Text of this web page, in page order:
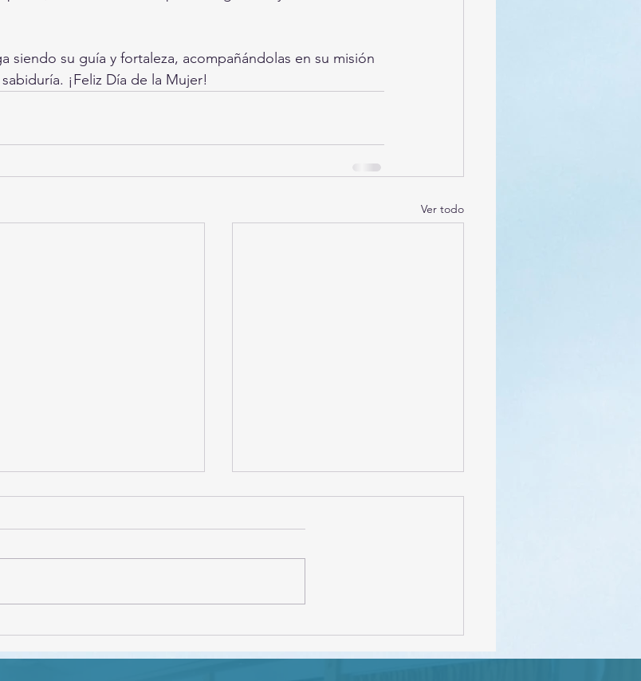
siendo su guía y fortaleza, acompañándolas en su misión
¡Feliz Día de la Mujer!
Ver todo
"Gestión de
en el ámbito
CONFEDEC – INEVAL